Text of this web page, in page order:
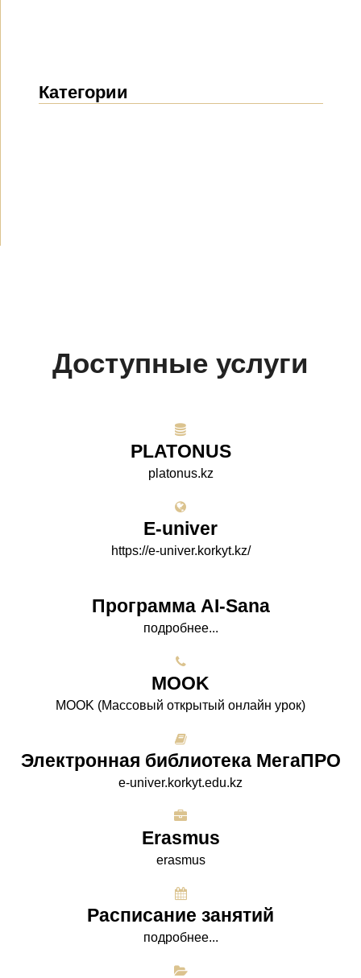
Категории
Доступные услуги
PLATONUS
platonus.kz
E-univer
https://e-univer.korkyt.kz/
Программа AI-Sana
подробнее...
МООK
МООK (Массовый открытый онлайн урок)
Электронная библиотека МегаПРО
e-univer.korkyt.edu.kz
Erasmus
erasmus
Расписание занятий
подробнее...